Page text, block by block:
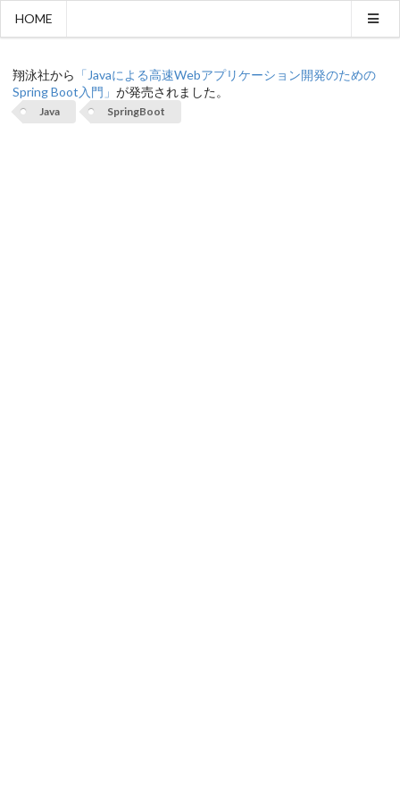
HOME
弊社代表執筆の書籍が発売されました
翔泳社から 「Javaによる高速Webアプリケーション開発のための
Spring Boot入門」 が発売されました。
Java SpringBoot